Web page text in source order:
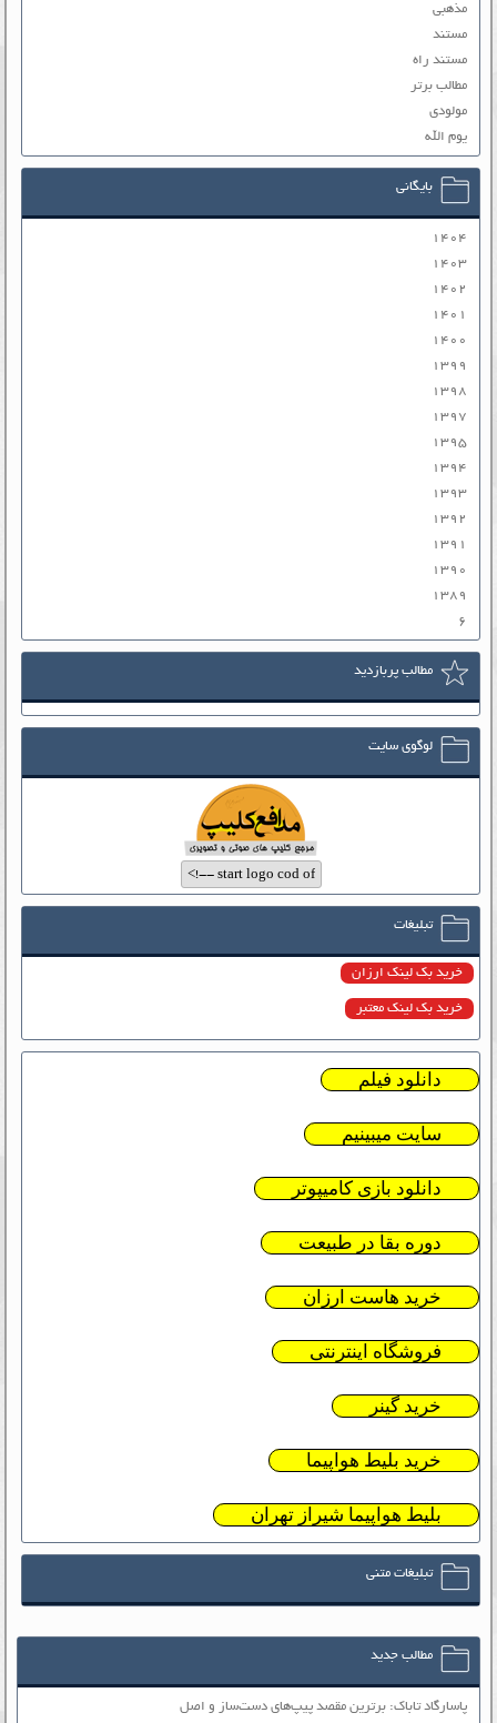
مذهبی
مستند
مستند راه
مطالب برتر
مولودی
یوم الله
بایگانی
۱۴۰۴
۱۴۰۳
۱۴۰۲
۱۴۰۱
۱۴۰۰
۱۳۹۹
۱۳۹۸
۱۳۹۷
۱۳۹۵
۱۳۹۴
۱۳۹۳
۱۳۹۲
۱۳۹۱
۱۳۹۰
۱۳۸۹
۶
مطالب پربازدید
لوگوی سایت
تبلیغات
خرید بک لینک ارزان
خرید بک لینک معتبر
دانلود فیلم
سایت میبینیم
دانلود بازی کامیپوتر
دوره بقا در طبیعت
خرید هاست ارزان
فروشگاه اینترنتی
خرید گینر
خرید بلیط هواپیما
بلیط هواپیما شیراز تهران
تبلیغات متنی
مطالب جدید
پاسارگاد تاباک: برترین مقصد پیپ‌های دست‌ساز و اصل